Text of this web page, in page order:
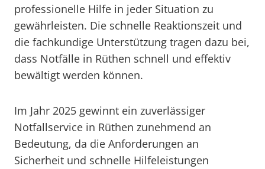
professionelle Hilfe in jeder Situation zu
gewährleisten. Die schnelle Reaktionszeit und
die fachkundige Unterstützung tragen dazu bei,
dass Notfälle in Rüthen schnell und effektiv
bewältigt werden können.
Im Jahr 2025 gewinnt ein zuverlässiger
Notfallservice in Rüthen zunehmend an
Bedeutung, da die Anforderungen an
Sicherheit und schnelle Hilfeleistungen